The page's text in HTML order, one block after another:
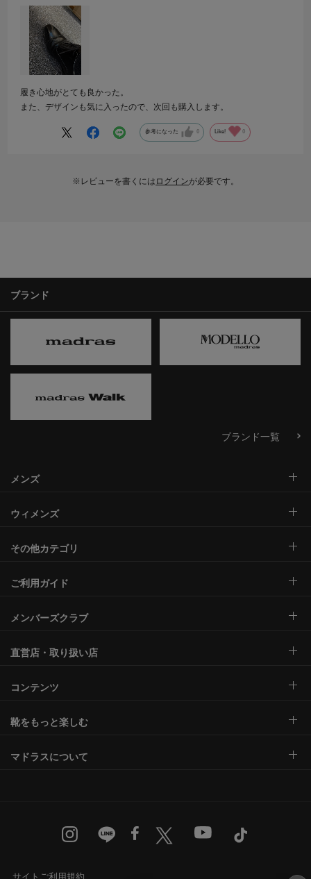
履き心地がとても良かった。
また、デザインも気に入ったので、次回も購入します。
参考になった 0 Like! 0
※レビューを書くには ログインが必要です。
ブランド
ブランド一覧
メンズ
ウィメンズ
その他カテゴリ
ご利用ガイド
メンバーズクラブ
直営店・取り扱い店
コンテンツ
靴をもっと楽しむ
マドラスについて
サイトご利用規約